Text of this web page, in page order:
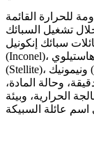
للحرارة القائمة
تشغيل السبائك
سبائك إنكونيل
(Inconel)، وهاستيلوي (Hastelloy)، ومونيل (Monel)، وستلايت
(Stellite)، ونيمونيك (Nimonic)، ورينيه (Rene). من منظور هندسي،
وحالة المادة،
الحرارية، وبيئة